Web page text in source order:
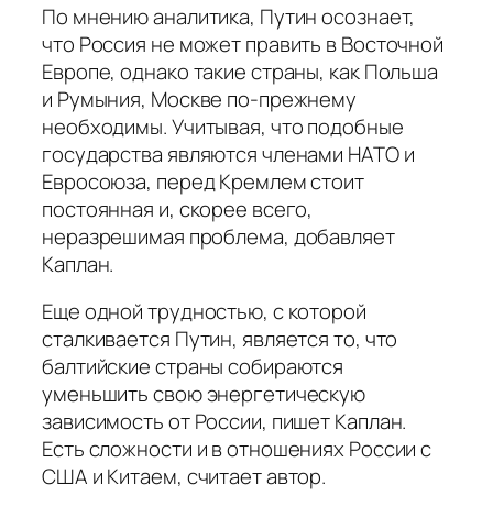
По мнению аналитика, Путин осознает,
что Россия не может править в Восточной
Европе, однако такие страны, как Польша
и Румыния, Москве по-прежнему
необходимы. Учитывая, что подобные
государства являются членами НАТО и
Евросоюза, перед Кремлем стоит
постоянная и, скорее всего,
неразрешимая проблема, добавляет
Каплан.
Еще одной трудностью, с которой
сталкивается Путин, является то, что
балтийские страны собираются
уменьшить свою энергетическую
зависимость от России, пишет Каплан.
Есть сложности и в отношениях России с
США и Китаем, считает автор.